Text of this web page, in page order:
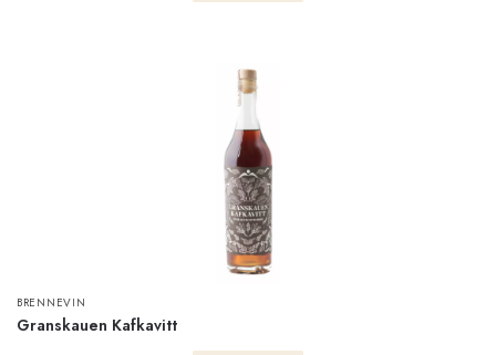
BRENNEVIN
Granskauen Kafkavitt